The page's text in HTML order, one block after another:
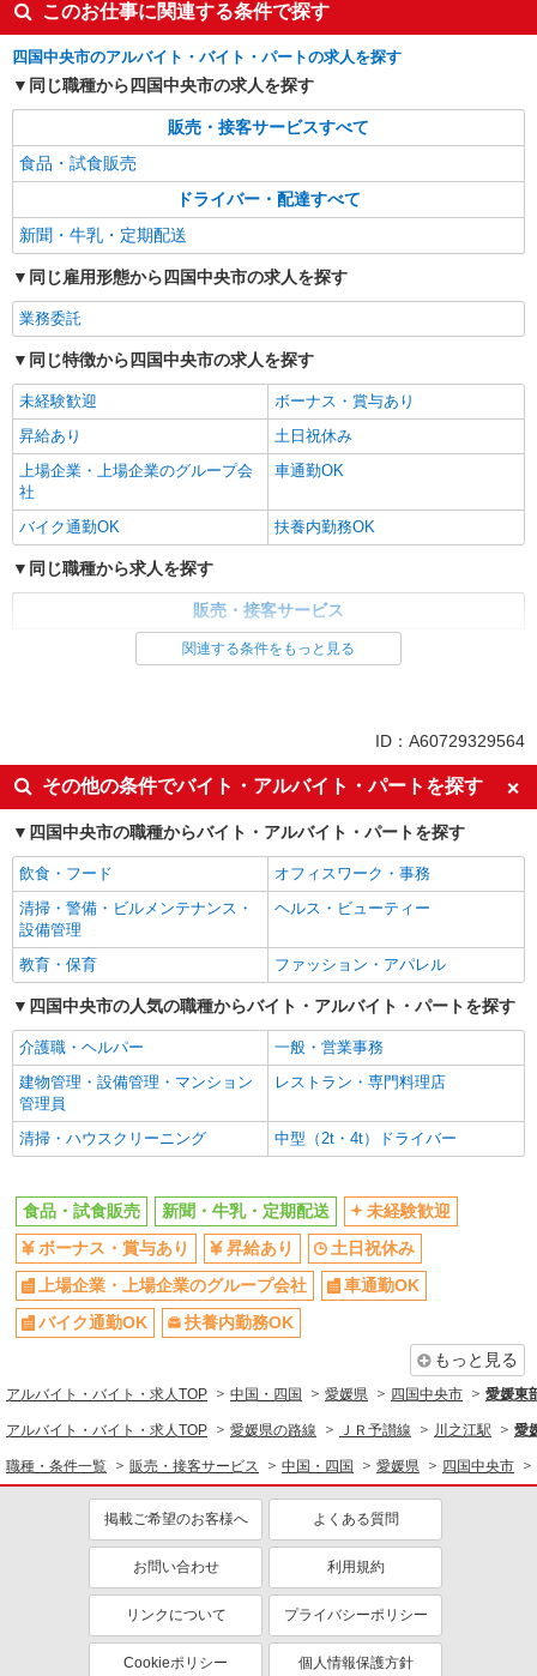
このお仕事に関連する条件で探す
四国中央市のアルバイト・バイト・パートの求人を探す
同じ職種から四国中央市の求人を探す
販売・接客サービスすべて
食品・試食販売
ドライバー・配達すべて
新聞・牛乳・定期配送
同じ雇用形態から四国中央市の求人を探す
業務委託
同じ特徴から四国中央市の求人を探す
未経験歓迎
ボーナス・賞与あり
昇給あり
土日祝休み
上場企業・上場企業のグループ会
社
車通勤OK
バイク通勤OK 扶養内勤務OK
同じ職種から求人を探す
販売・接客サービス
未経験歓迎
ボーナス・賞与あり
土日祝休み
上場企業・上場企業のグループ会
社
車通勤OK
扶養内勤務OK
関連する条件をもっと見る
ID：A60729329564
その他の条件でバイト・アルバイト・パートを探す
四国中央市の職種からバイト・アルバイト・パートを探す
飲食・フード
オフィスワーク・事務
清掃・警備・ビルメンテナンス・
設備管理
ヘルス・ビューティー
教育・保育 ファッション・アパレル
四国中央市の人気の職種からバイト・アルバイト・パートを探す
介護職・ヘルパー
一般・営業事務
建物管理・設備管理・マンション
管理員
レストラン・専門料理店
清掃・ハウスクリーニング 中型（2t・4t）ドライバー
食品・試食販売 新聞・牛乳・定期配送
未経験歓迎
ボーナス・賞与あり
昇給あり
土日祝休み
上場企業・上場企業のグループ会社
車通勤OK
バイク通勤OK
扶養内勤務OK
もっと見る
アルバイト・バイト・求人TOP 中国・四国 愛媛県 四国中央市 愛媛東
アルバイト・バイト・求人TOP 愛媛県の路線 ＪＲ予讃線 川之江駅 愛
職種・条件一覧 販売・接客サービス 中国・四国 愛媛県 四国中央市
掲載ご希望のお客様へ よくある質問
お問い合わせ 利用規約
リンクについて プライバシーポリシー
Cookieポリシー 個人情報保護方針